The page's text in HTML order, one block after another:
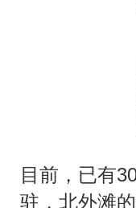
目前，已有
驻，北外滩